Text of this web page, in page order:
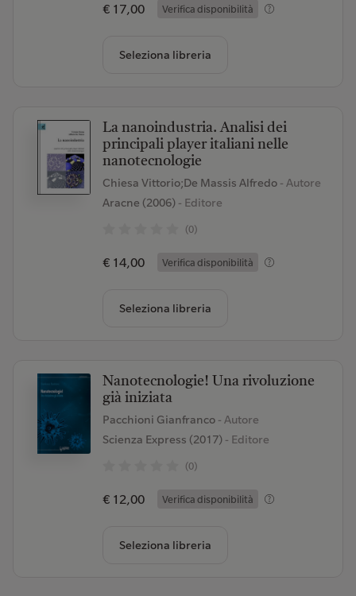
€ 17,00 Verifica disponibilità
Seleziona libreria
La nanoindustria. Analisi dei
principali player italiani nelle
nanotecnologie
Chiesa Vittorio;De Massis Alfredo - Autore
Aracne (2006)- Editore
(0)
€ 14,00 Verifica disponibilità
Seleziona libreria
Nanotecnologie! Una rivoluzione
già iniziata
Pacchioni Gianfranco - Autore
Scienza Express (2017)- Editore
(0)
€ 12,00 Verifica disponibilità
Seleziona libreria